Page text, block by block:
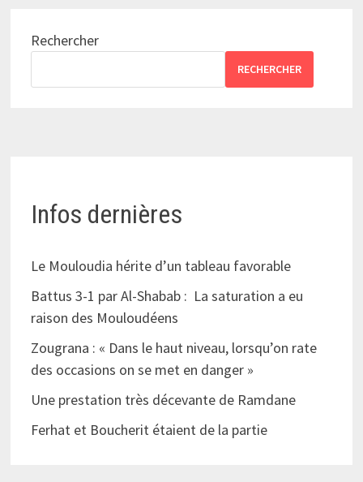
Rechercher
RECHERCHER
Infos dernières
Le Mouloudia hérite d’un tableau favorable
Battus 3-1 par Al-Shabab : La saturation a eu
raison des Mouloudéens
Zougrana : « Dans le haut niveau, lorsqu’on rate
des occasions on se met en danger »
Une prestation très décevante de Ramdane
Ferhat et Boucherit étaient de la partie